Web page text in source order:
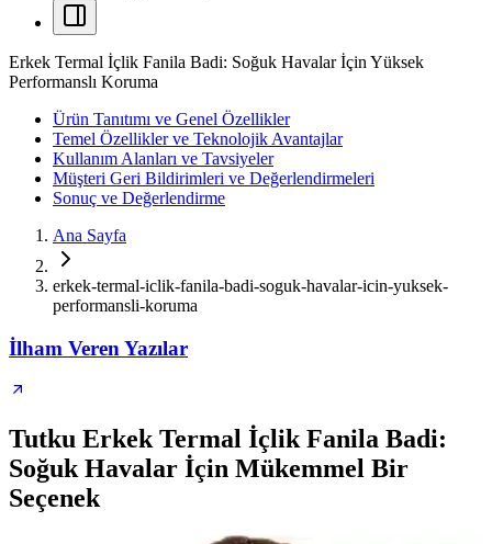
Erkek Termal İçlik Fanila Badi: Soğuk Havalar İçin Yüksek
Performanslı Koruma
Ürün Tanıtımı ve Genel Özellikler
Temel Özellikler ve Teknolojik Avantajlar
Kullanım Alanları ve Tavsiyeler
Müşteri Geri Bildirimleri ve Değerlendirmeleri
Sonuç ve Değerlendirme
Ana Sayfa
erkek-termal-iclik-fanila-badi-soguk-havalar-icin-yuksek-
performansli-koruma
İlham Veren Yazılar
Tutku Erkek Termal İçlik Fanila Badi:
Soğuk Havalar İçin Mükemmel Bir
Seçenek